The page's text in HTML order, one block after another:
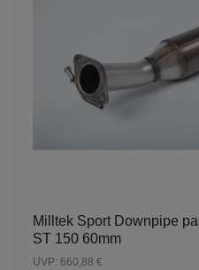
Milltek Sport Downpipe
ST 150 60mm
UVP: 660,88 €